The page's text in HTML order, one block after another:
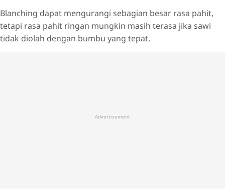
Blanching dapat mengurangi sebagian besar rasa pahit,
tetapi rasa pahit ringan mungkin masih terasa jika sawi
tidak diolah dengan bumbu yang tepat.
Advertisement